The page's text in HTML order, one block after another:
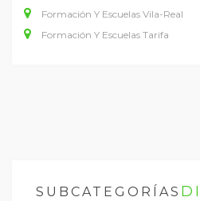
Formación Y Escuelas Vila-Real
Formación Y Escuelas Tarifa
SUBCATEGORÍAS